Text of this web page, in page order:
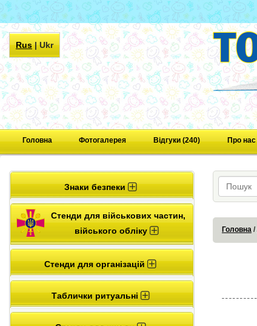
Rus|Ukr
Головна Фотогалерея Відгуки (240) Про нас
Знаки безпеки
Стенди для військових частин,
війського обліку
Стенди для організацій
Таблички ритуальні
Головна